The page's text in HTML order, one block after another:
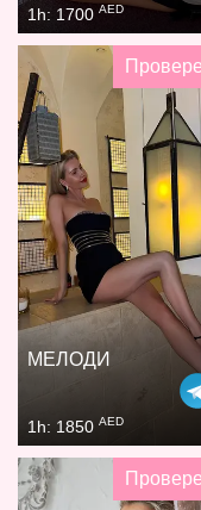
1h: 1700 AED
МЕЛОДИ
1h: 1850 AED